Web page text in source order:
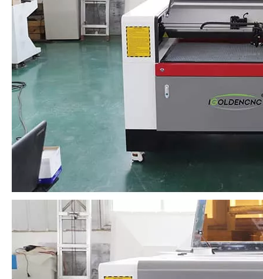
1. La gravure au laser peut améliorer l'efficacité de la gravure,
rendre la surface lisse et lisse, réduisant rapidement la
température des matériaux non métalliques sculptés.
2. et réduire la déformation et le stress interne des objets
sculptés. Il peut être largement utilisé dans le domaine d'une
sculpture fine de divers non-matériaux.